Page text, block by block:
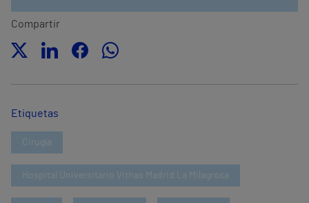
Compartir
Etiquetas
Cirugía
Hospital Universitario Vithas Madrid La Milagrosa